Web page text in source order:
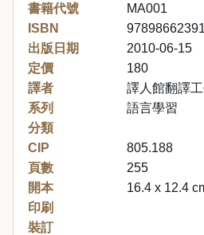
書籍代號
MA001
ISBN
出版日期
2010-06-15
定價
180
譯者
譯人館翻譯
系列
語言學習
分類
CIP
805.188
頁數
255
開本
16.4 x 12.4
印刷
裝訂